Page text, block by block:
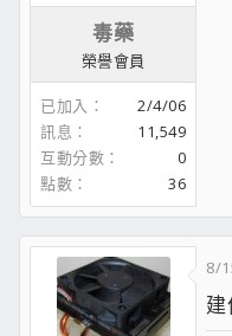
毒藥
榮譽會員
已加入
2/4/06
訊息
11,549
互動分數
0
點數
36
8/